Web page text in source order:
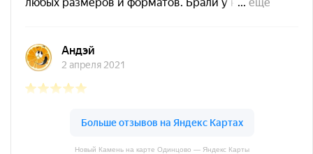
Новый Камень на карте Одинцово — Яндекс Карты